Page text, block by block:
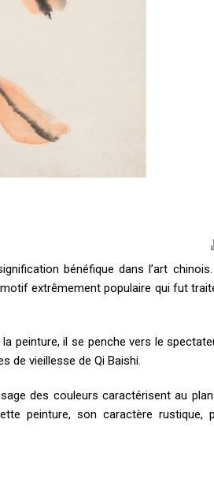
bénéfique dans l’art
extrêmement populaire qui fut
peinture, il se penche vers le
de vieillesse de Qi Baishi.
des couleurs caractérisent au
peinture, son caractère rustique,